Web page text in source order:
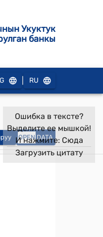
Укуктук
банкы
RU
OPEN DATA
Ошибка в тексте?
Выделите ее мышкой!
И нажмите: Сюда
Загрузить цитату